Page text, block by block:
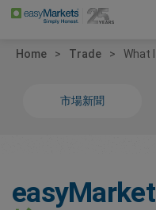
Home Trade What
市場新聞